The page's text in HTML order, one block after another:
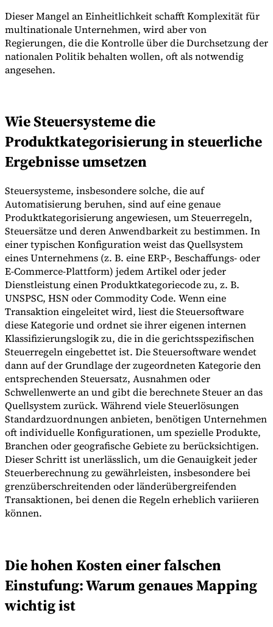
Dieser Mangel an Einheitlichkeit schafft Komplexität für
multinationale Unternehmen, wird aber von
Regierungen, die die Kontrolle über die Durchsetzung der
nationalen Politik behalten wollen, oft als notwendig
angesehen.
Wie Steuersysteme die
Produktkategorisierung in steuerliche
Ergebnisse umsetzen
Steuersysteme, insbesondere solche, die auf
Automatisierung beruhen, sind auf eine genaue
Produktkategorisierung angewiesen, um Steuerregeln,
Steuersätze und deren Anwendbarkeit zu bestimmen. In
einer typischen Konfiguration weist das Quellsystem
eines Unternehmens (z. B. eine ERP-, Beschaffungs- oder
E-Commerce-Plattform) jedem Artikel oder jeder
Dienstleistung einen Produktkategoriecode zu, z. B.
UNSPSC, HSN oder Commodity Code. Wenn eine
Transaktion eingeleitet wird, liest die Steuersoftware
diese Kategorie und ordnet sie ihrer eigenen internen
Klassifizierungslogik zu, die in die gerichtsspezifischen
Steuerregeln eingebettet ist. Die Steuersoftware wendet
dann auf der Grundlage der zugeordneten Kategorie den
entsprechenden Steuersatz, Ausnahmen oder
Schwellenwerte an und gibt die berechnete Steuer an das
Quellsystem zurück. Während viele Steuerlösungen
Standardzuordnungen anbieten, benötigen Unternehmen
oft individuelle Konfigurationen, um spezielle Produkte,
Branchen oder geografische Gebiete zu berücksichtigen.
Dieser Schritt ist unerlässlich, um die Genauigkeit jeder
Steuerberechnung zu gewährleisten, insbesondere bei
grenzüberschreitenden oder länderübergreifenden
Transaktionen, bei denen die Regeln erheblich variieren
können.
Die hohen Kosten einer falschen
Einstufung: Warum genaues Mapping
wichtig ist